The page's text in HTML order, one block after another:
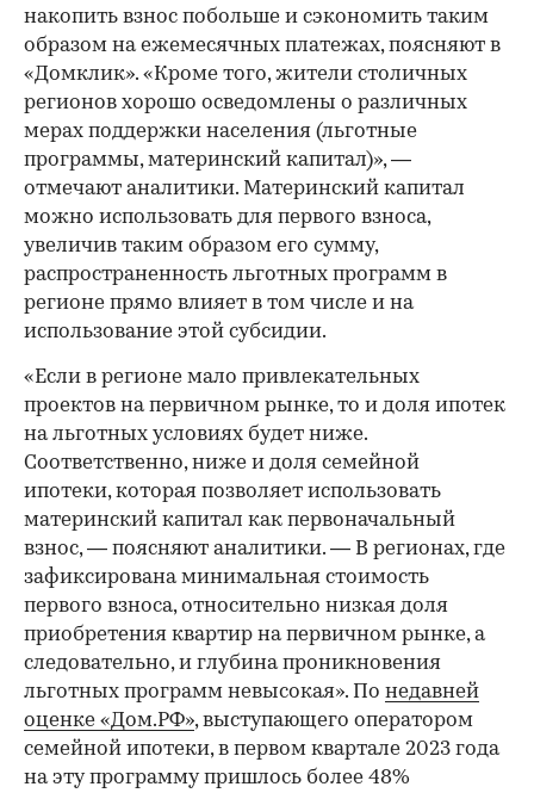
00:00 / 00:00
накопить взнос побольше и сэкономить таким
образом на ежемесячных платежах, поясняют в
«Домклик». «Кроме того, жители столичных
регионов хорошо осведомлены о различных
мерах поддержки населения (льготные
программы, материнский капитал)», —
отмечают аналитики. Материнский капитал
можно использовать для первого взноса,
увеличив таким образом его сумму,
распространенность льготных программ в
регионе прямо влияет в том числе и на
использование этой субсидии.
«Если в регионе мало привлекательных
проектов на первичном рынке, то и доля ипотек
на льготных условиях будет ниже.
Соответственно, ниже и доля семейной
ипотеки, которая позволяет использовать
материнский капитал как первоначальный
взнос, — поясняют аналитики. — В регионах, где
зафиксирована минимальная стоимость
первого взноса, относительно низкая доля
приобретения квартир на первичном рынке, а
следовательно, и глубина проникновения
льготных программ невысокая». По недавней
оценке «Дом.РФ», выступающего оператором
семейной ипотеки, в первом квартале 2023 года
на эту программу пришлось более 48%